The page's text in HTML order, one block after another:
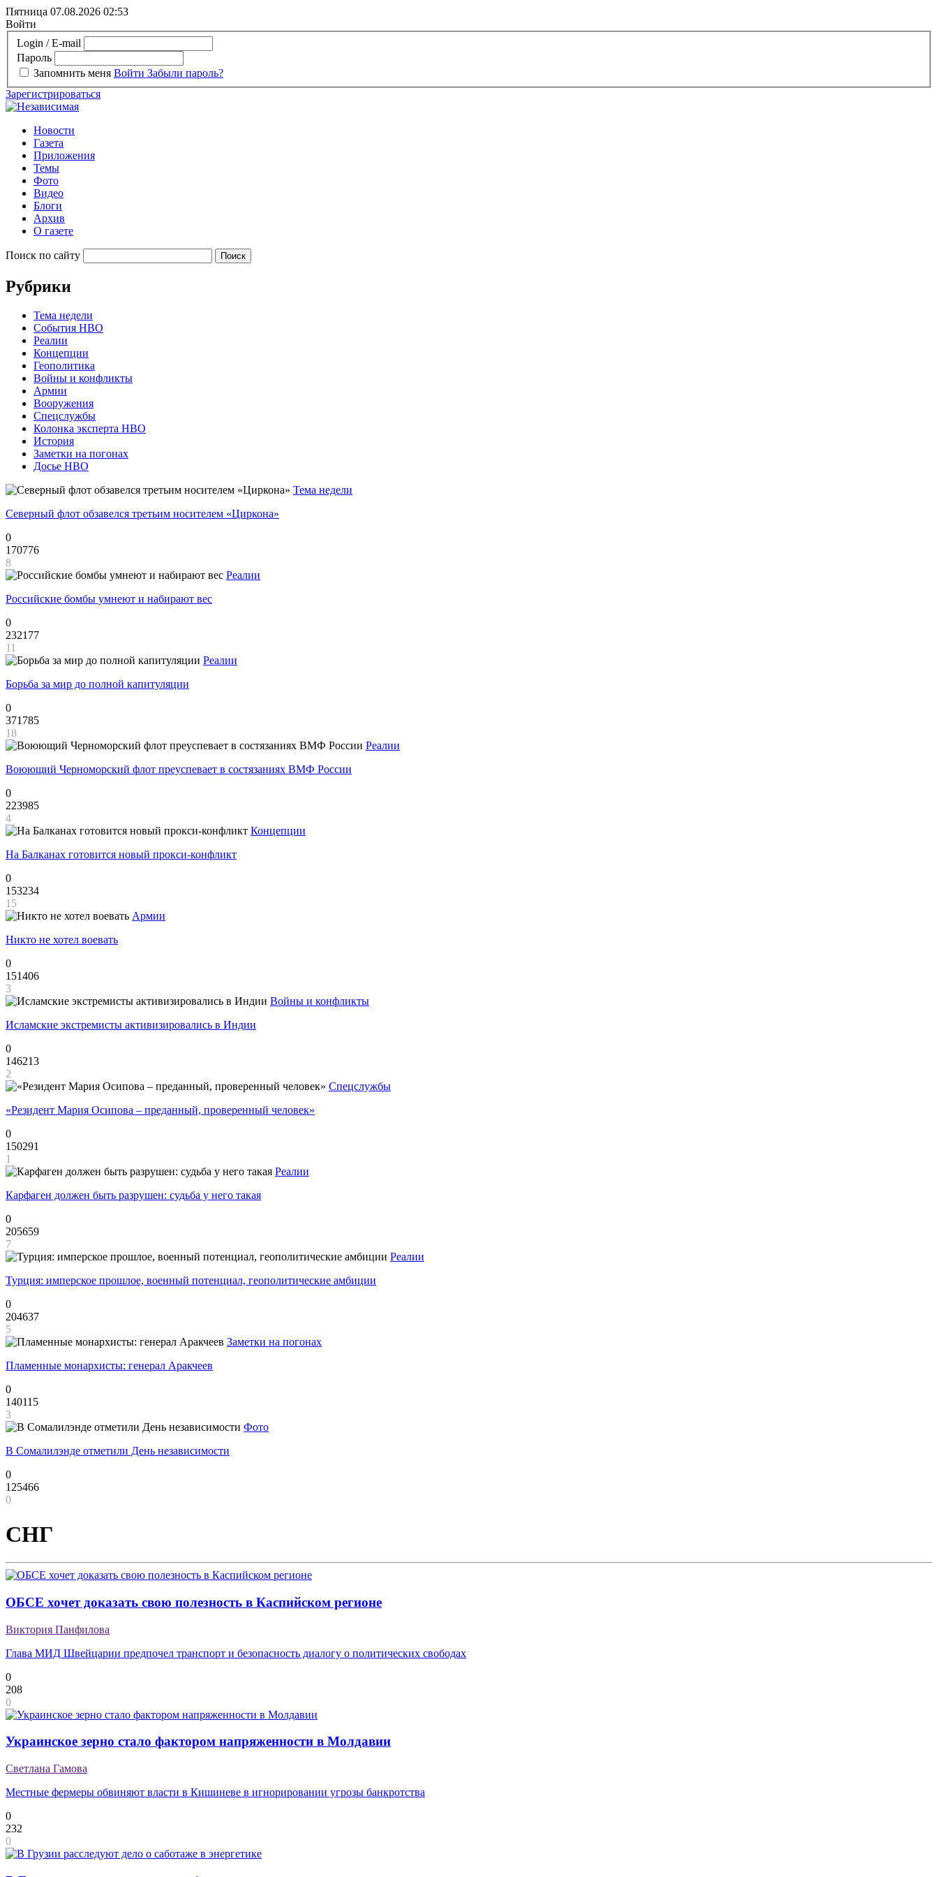
Пятница 07.08.2026 02:53
Войти
Login / E-mail
Пароль
Запомнить меня Войти Забыли пароль?
Зарегистрироваться
Новости
Газета
Приложения
Темы
Фото
Видео
Блоги
Архив
О газете
Поиск по сайту
Рубрики
Тема недели
События НВО
Реалии
Концепции
Геополитика
Войны и конфликты
Армии
Вооружения
Спецслужбы
Колонка эксперта НВО
История
Заметки на погонах
Досье НВО
Тема недели
Северный флот обзавелся третьим носителем «Циркона»
0
170776
8
Реалии
Российские бомбы умнеют и набирают вес
0
232177
11
Реалии
Борьба за мир до полной капитуляции
0
371785
18
Реалии
Воюющий Черноморский флот преуспевает в состязаниях ВМФ России
0
223985
4
Концепции
На Балканах готовится новый прокси-конфликт
0
153234
15
Армии
Никто не хотел воевать
0
151406
3
Войны и конфликты
Исламские экстремисты активизировались в Индии
0
146213
2
Спецслужбы
«Резидент Мария Осипова – преданный, проверенный человек»
0
150291
1
Реалии
Карфаген должен быть разрушен: судьба у него такая
0
205659
7
Реалии
Турция: имперское прошлое, военный потенциал, геополитические амбиции
0
204637
5
Заметки на погонах
Пламенные монархисты: генерал Аракчеев
0
140115
3
Фото
В Сомалилэнде отметили День независимости
0
125466
0
СНГ
ОБСЕ хочет доказать свою полезность в Каспийском регионе
Виктория Панфилова
Глава МИД Швейцарии предпочел транспорт и безопасность диалогу о политических свободах
0
208
0
Украинское зерно стало фактором напряженности в Молдавии
Светлана Гамова
Местные фермеры обвиняют власти в Кишиневе в игнорировании угрозы банкротства
0
232
0